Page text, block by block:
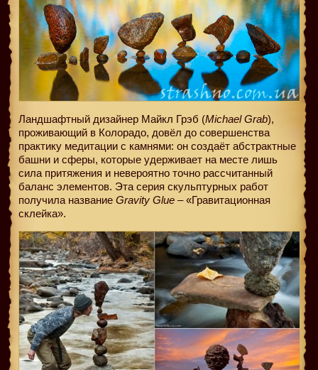
Ландшафтный дизайнер Майкл Грэб (Michael Grab),
проживающий в Колорадо, довёл до совершенства
практику медитации с камнями: он создаёт абстрактные
башни и сферы, которые удерживает на месте лишь
сила притяжения и невероятно точно рассчитанный
баланс элементов. Эта серия скульптурных работ
получила название Gravity Glue – «Гравитационная
склейка».